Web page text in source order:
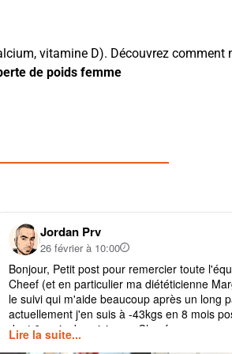
vitamine D). Découvrez comment
de poids femme
Jordan Prv
26 février à 10:00
Bonjour, Petit post pour remercier toute
Cheef (et en particulier ma diététicienne
le suivi qui m'aide beaucoup après un long
actuellement j'en suis à -43kgs en 8 mois
dont 6 mois de suivi avec Cheef.
Lire la suite...